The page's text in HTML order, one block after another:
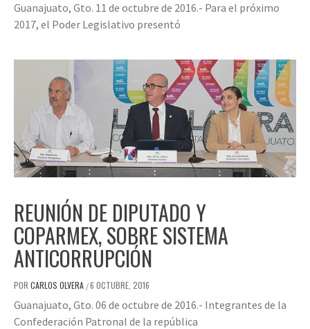
Guanajuato, Gto. 11 de octubre de 2016.- Para el próximo
2017, el Poder Legislativo presentó
REUNIÓN DE DIPUTADO Y
COPARMEX, SOBRE SISTEMA
ANTICORRUPCIÓN
POR CARLOS OLVERA /6 OCTUBRE, 2016
Guanajuato, Gto. 06 de octubre de 2016.- Integrantes de la
Confederación Patronal de la república